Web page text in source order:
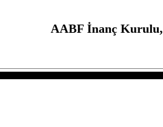
AABF İnanç Kurulu,